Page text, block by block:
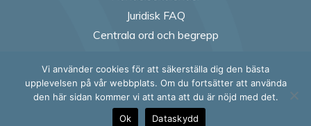
Juridisk FAQ
Centrala ord och begrepp
Follow us on
Follow us on
Follow
Vi använder cookies för att säkerställa dig den bästa
upplevelsen på vår webbplats. Om du fortsätter att använda
den här sidan kommer vi att anta att du är nöjd med det.
Ok
Dataskydd